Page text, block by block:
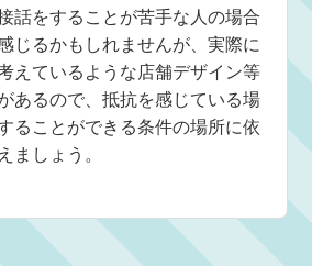
話をすることが苦手な人の場合
じるかもしれませんが、実際に
えているような店舗デザイン等
あるので、抵抗を感じている場
ることができる条件の場所に依
ましょう。